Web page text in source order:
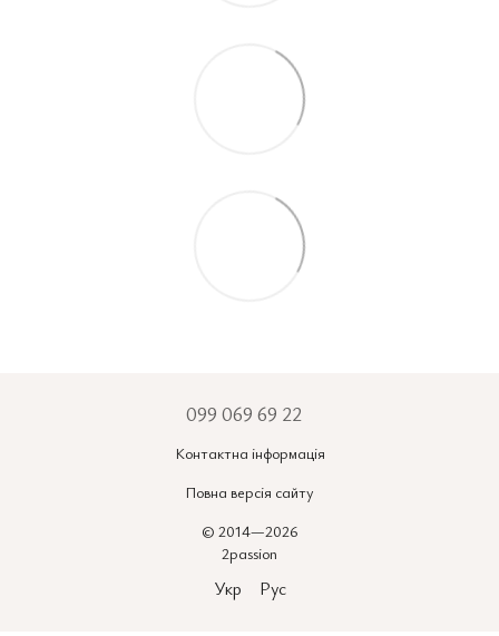
099 069 69 22
Контактна інформація
Повна версія сайту
© 2014—2026
2passion
Укр Рус